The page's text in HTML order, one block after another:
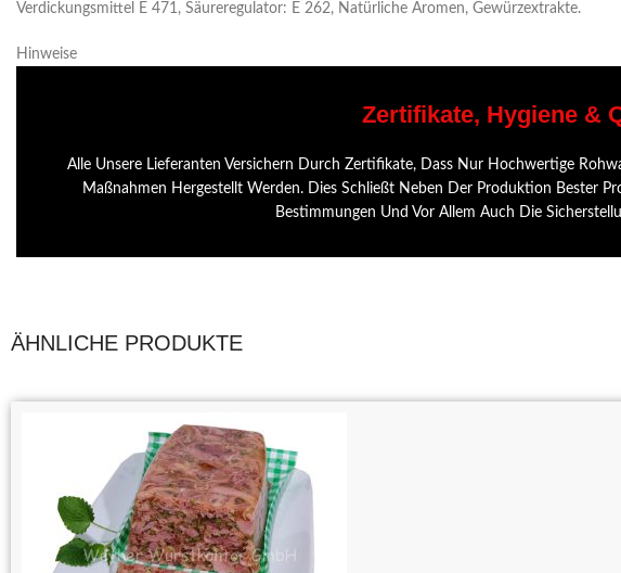
Verdickungsmittel E 471, Säureregulator: E 262, Natürliche Aromen, Gewürzextrakte.
Hinweise
Zertifikate, Hygiene &
Alle Unsere Lieferanten Versichern Durch Zertifikate, Dass Nur Hochwertige
Maßnahmen Hergestellt Werden. Dies Schließt Neben Der Produktion Bester
Bestimmungen Und Vor Allem Auch Die
ÄHNLICHE PRODUKTE